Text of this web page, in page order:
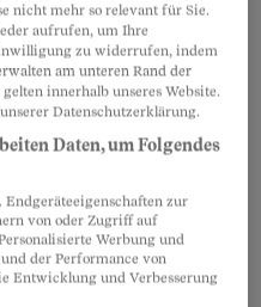
und Andrea Klaiber
sich über das
aufzuregen
nicht mehr so relevant für Sie.
aufrufen, um Ihre
zu widerrufen, indem
am unteren Rand der
innerhalb unseres Website.
Datenschutzerklärung.
Daten, um Folgendes
zur
von oder Zugriff auf
Werbung und
der Performance von
Entwicklung und Verbesserung